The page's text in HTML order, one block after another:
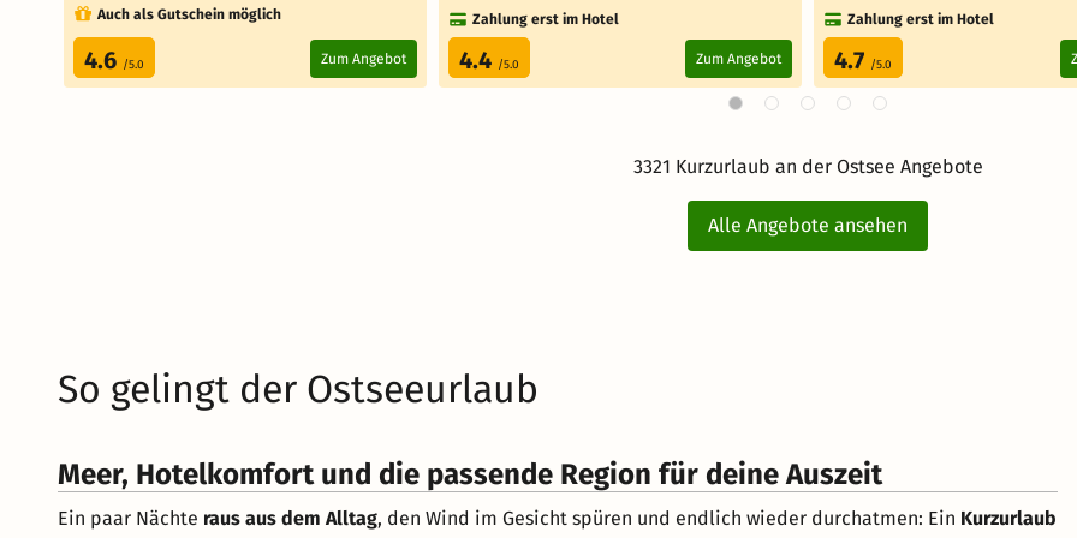
Auch als Gutschein möglich
4.6 /5.0 Zum Angebot
Zahlung erst im Hotel
4.4 /5.0 Zum Angebot
Zahlung erst im Hotel
4.7 /5.0
3321 Kurzurlaub an der Ostsee Angebote
Alle Angebote ansehen
So gelingt der Ostseeurlaub
Meer, Hotelkomfort und die passende Region für deine Auszeit
Ein paar Nächte raus aus dem Alltag, den Wind im Gesicht spüren und endlich wieder durchatmen: Ein Kurzurlaub